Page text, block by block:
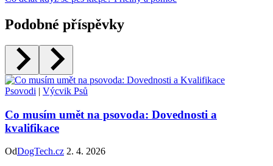
Podobné příspěvky
Psovodi | Výcvik Psů
Co musím umět na psovoda: Dovednosti a
kvalifikace
OdDogTech.cz 2. 4. 2026